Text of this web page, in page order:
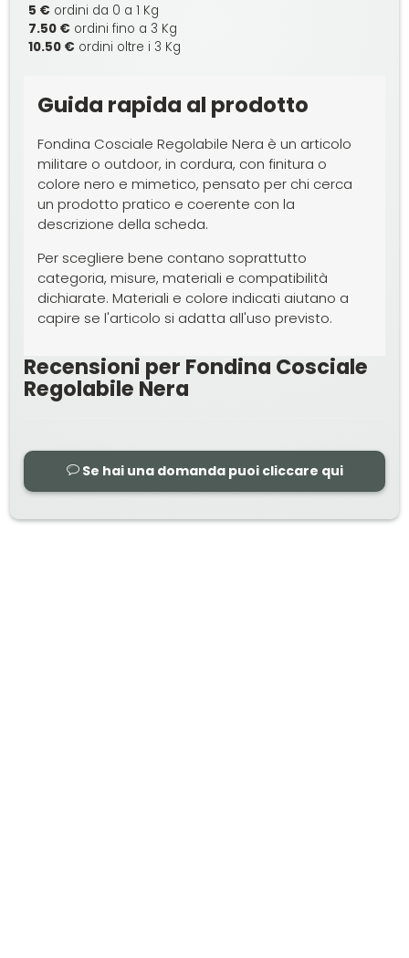
5 € ordini da 0 a 1 Kg
7.50 € ordini fino a 3 Kg
10.50 € ordini oltre i 3 Kg
Guida rapida al prodotto
Fondina Cosciale Regolabile Nera è un articolo
militare o outdoor, in cordura, con finitura o
colore nero e mimetico, pensato per chi cerca
un prodotto pratico e coerente con la
descrizione della scheda.
Per scegliere bene contano soprattutto
categoria, misure, materiali e compatibilità
dichiarate. Materiali e colore indicati aiutano a
capire se l'articolo si adatta all'uso previsto.
Recensioni per Fondina Cosciale
Regolabile Nera
Se hai una domanda puoi cliccare qui